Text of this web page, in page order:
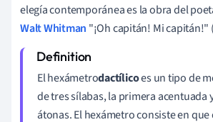
elegía contemporánea es la obra del
Walt Whitman "¡Oh capitán! Mi capitán!"
El hexámetrodactílicoes un tipo de
de tres sílabas, la primera acentuada
átonas. El hexámetro consiste en que